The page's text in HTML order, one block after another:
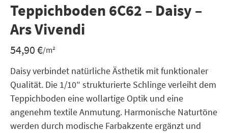
Teppichboden 6C62 – Daisy –
Ars Vivendi
54,90€/m²
Daisy verbindet natürliche Ästhetik mit funktionaler
Qualität. Die 1/10″ strukturierte Schlinge verleiht dem
Teppichboden eine wollartige Optik und eine
angenehm textile Anmutung. Harmonische Naturtöne
werden durch modische Farbakzente ergänzt und